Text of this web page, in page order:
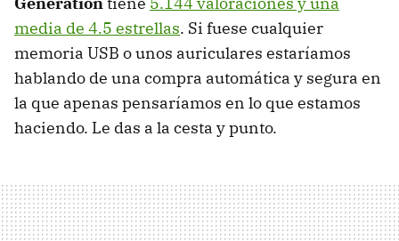
media de 4.5 estrellas. Si fuese cualquier
memoria USB o unos auriculares estaríamos
hablando de una compra automática y segura en
la que apenas pensaríamos en lo que estamos
haciendo. Le das a la cesta y punto.